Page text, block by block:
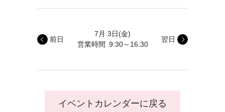
7月 3日(金)
営業時間 9:30～16:30
前日 翌日
イベントカレンダーに戻る